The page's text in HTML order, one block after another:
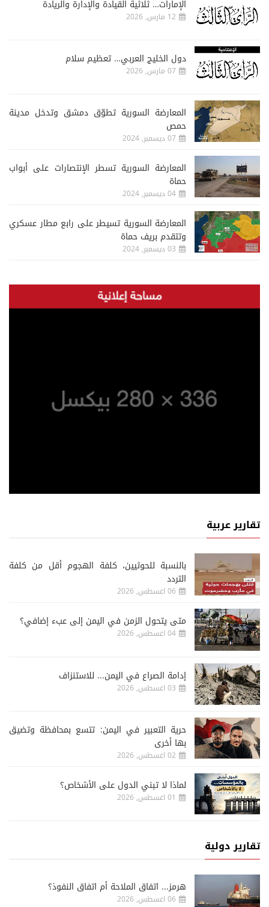
الإمارات… ثلاثية القيادة والإدارة والريادة
12 مارس, 2026
دول الخليج العربي… تعظيم سلام
07 مارس, 2026
المعارضة السورية تطوّق دمشق وتدخل مدينة
حمص
07 ديسمبر, 2024
المعارضة السورية تسطر الإنتصارات على أبواب
حماة
04 ديسمبر, 2024
المعارضة السورية تسيطر على رابع مطار عسكري
وتتقدم بريف حماة
03 ديسمبر, 2024
تقارير عربية
‏بالنسبة للحوثيين، كلفة الهجوم أقل من كلفة
التردد
06 اغسطس, 2026
متى يتحول الزمن في اليمن إلى عبء إضافي؟
04 اغسطس, 2026
إدامة الصراع في اليمن... للاستنزاف
03 اغسطس, 2026
حرية التعبير في اليمن: تتسع بمحافظة وتضيق
بها أخرى
02 اغسطس, 2026
لماذا لا تبني الدول على الأشخاص؟
01 اغسطس, 2026
تقارير دولية
هرمز... اتفاق الملاحة أم اتفاق النفوذ؟
06 اغسطس, 2026